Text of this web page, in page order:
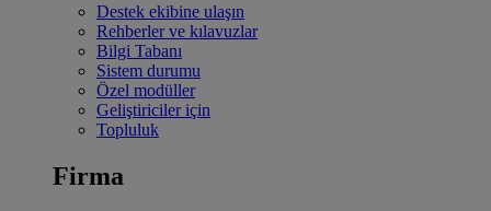
Destek ekibine ulaşın
Rehberler ve kılavuzlar
Bilgi Tabanı
Sistem durumu
Özel modüller
Geliştiriciler için
Topluluk
Firma